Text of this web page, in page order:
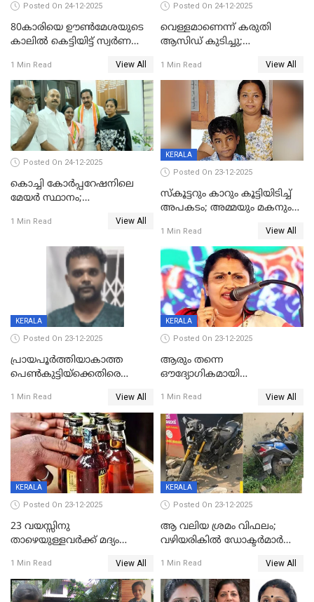
Posted On 24-12-2025
80കാരിയെ ഊൺമേശയുടെ
കാലിൽ കെട്ടിയിട്ട് സ്വർണവും
കൊച്ചുമകനും സുഹൃത്തും
അറസ്റ്റിൽ
1 Min Read View All
Posted On 24-12-2025
വെള്ളമാണെന്ന് കരുതി
ആസിഡ് കുടിച്ചു;
മരിച്ചു
1 Min Read View All
Posted On 24-12-2025
കൊച്ചി കോര്‍പ്പറേഷനിലെ
മേയര്‍ സ്ഥാനം;
രൂക്ഷം
1 Min Read View All
KERALA
Posted On 23-12-2025
സ്കൂട്ടറും കാറും കൂട്ടിയിടിച്ച്
അപകടം; അമ്മയും മകനും
ഗുരുതരാവസ്ഥയിൽ
1 Min Read View All
KERALA
Posted On 23-12-2025
പ്രായപൂർത്തിയാകാത്ത
പെൺകുട്ടിയ്ക്കെതിരെ
59 വർഷം തടവും 90,൦൦൦ രൂപ
പിഴയും ശിക്ഷ
1 Min Read View All
KERALA
Posted On 23-12-2025
ആരും തന്നെ
ഔദ്യോഗികമായി
കണ്ടെത്താൻ ഇന്ന് കോർ
കമ്മിറ്റി കൂടിയില്ല';
അതൃപ്തിയുമായി ദീപ്തി മേരി
വർഗീസ്
1 Min Read View All
KERALA
Posted On 23-12-2025
23 വയസ്സിനു
താഴെയുള്ളവർക്ക് മദ്യം
നടപടി;സ്ഥാപനങ്ങൾക്കെതിരെ
രണ്ട് കേസുകൾ
1 Min Read View All
KERALA
Posted On 23-12-2025
ആ വലിയ ശ്രമം വിഫലം;
വഴിയരികില്‍ ‌ഡോക്ടര്‍മാര്‍
മരണത്തിന് കീഴടങ്ങി
1 Min Read View All